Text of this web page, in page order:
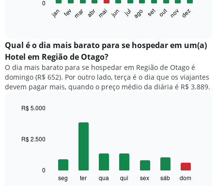
exibe
o
preço
médio
de
um
O
gráfico
jan fev mar abr mai jun jul ago set out nov dez
0
Qual é o dia mais barato para se hospedar em um(a)
Hotel em Região de Otago?
O dia mais barato para se hospedar em Região de Otago é
domingo (R$ 652). Por outro lado, terça é o dia que os viajantes
devem pagar mais, quando o preço médio da diária é R$ 3.889.
seg ter qua qui sex sáb dom
0
R$ 2.500
R$ 5.000